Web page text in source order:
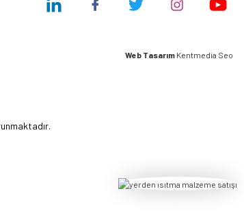
Web Tasarım Kentmedia Seo